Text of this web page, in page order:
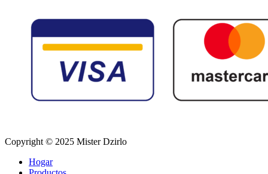
Copyright © 2025 Mister Dzirlo
Hogar